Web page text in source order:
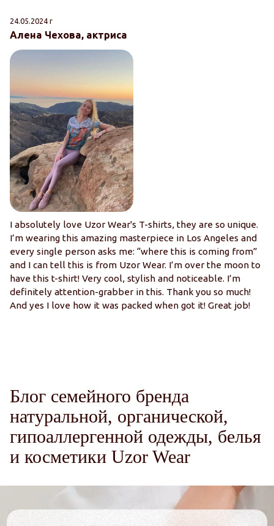
24.05.2024 г
Алена Чехова, актриса
I absolutely love Uzor Wear's T-shirts, they are so unique.
I’m wearing this amazing masterpiece in Los Angeles and
every single person asks me: “where this is coming from”
and I can tell this is from Uzor Wear. I’m over the moon to
have this t-shirt! Very cool, stylish and noticeable. I’m
definitely attention-grabber in this. Thank you so much!
And yes I love how it was packed when got it! Great job!
Блог семейного бренда
натуральной, органической,
гипоаллергенной одежды, белья
и косметики Uzor Wear